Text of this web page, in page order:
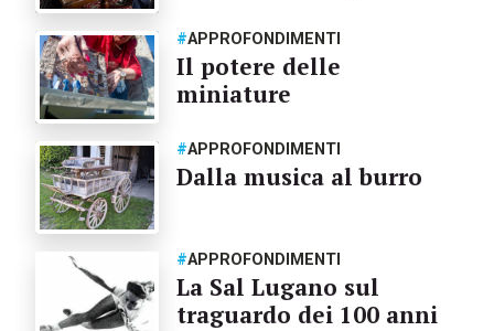
#APPROFONDIMENTI
Il potere delle
miniature
#APPROFONDIMENTI
Dalla musica al burro
#APPROFONDIMENTI
La Sal Lugano sul
traguardo dei 100 anni